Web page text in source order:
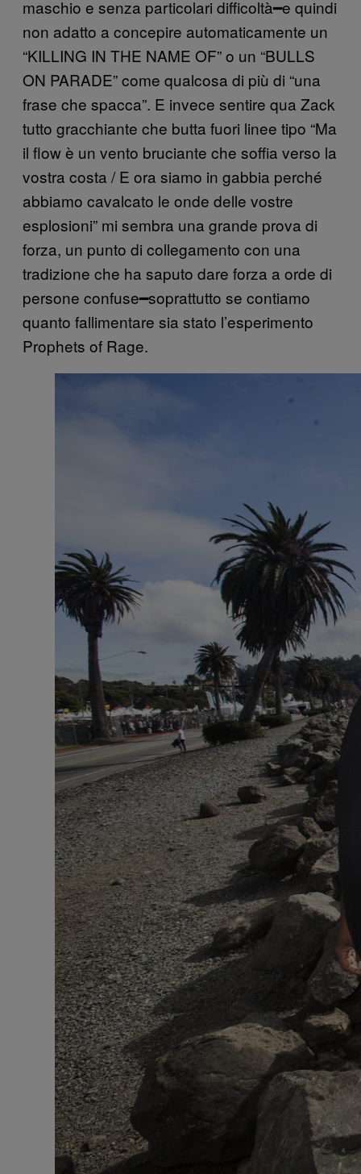
maschio e senza particolari difficoltà━e quindi
non adatto a concepire automaticamente un
“KILLING IN THE NAME OF” o un “BULLS
ON PARADE” come qualcosa di più di “una
frase che spacca”. E invece sentire qua Zack
tutto gracchiante che butta fuori linee tipo “Ma
il flow è un vento bruciante che soffia verso la
vostra costa / E ora siamo in gabbia perché
abbiamo cavalcato le onde delle vostre
esplosioni” mi sembra una grande prova di
forza, un punto di collegamento con una
tradizione che ha saputo dare forza a orde di
persone confuse━soprattutto se contiamo
quanto fallimentare sia stato l’esperimento
Prophets of Rage.